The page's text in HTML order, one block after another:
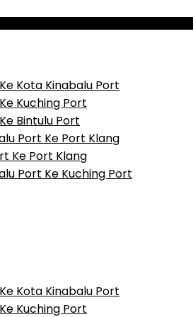
Kota Kinabalu Port
Kuching Port
Bintulu Port
Port Ke Port Klang
Ke Port Klang
Port Ke Kuching Port
Kota Kinabalu Port
Kuching Port